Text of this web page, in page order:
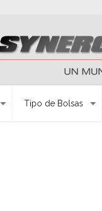
Tipo de Bolsas